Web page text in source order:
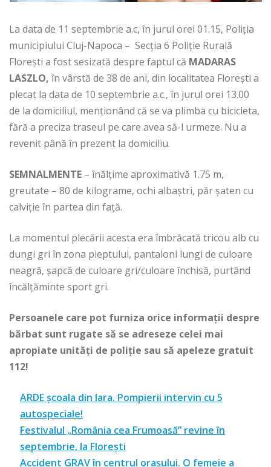
La data de 11 septembrie a.c, în jurul orei 01.15, Poliția
municipiului Cluj-Napoca – Secția 6 Poliție Rurală
Florești a fost sesizată despre faptul că MADARAS
LASZLO, în vârstă de 38 de ani, din localitatea Florești a
plecat la data de 10 septembrie a.c., în jurul orei 13.00
de la domiciliul, menționând că se va plimba cu bicicleta,
fără a preciza traseul pe care avea să-l urmeze. Nu a
revenit până în prezent la domiciliu.
SEMNALMENTE – înălțime aproximativă 1.75 m,
greutate – 80 de kilograme, ochi albaștri, păr șaten cu
calviție în partea din față.
La momentul plecării acesta era îmbrăcată tricou alb cu
dungi gri în zona pieptului, pantaloni lungi de culoare
neagră, șapcă de culoare gri/culoare închisă, purtând
încălțăminte sport gri.
Persoanele care pot furniza orice informaţii despre
bărbat sunt rugate să se adreseze celei mai
apropiate unităţi de poliţie sau să apeleze gratuit
112!
ARDE școala din Iara. Pompierii intervin cu 5
autospeciale!
Festivalul „România cea Frumoasă” revine în
septembrie, la Florești
Accident GRAV în centrul orașului. O femeie a